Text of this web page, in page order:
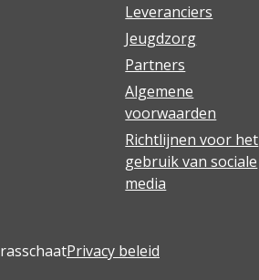
Leveranciers
Jeugdzorg
Partners
Algemene
voorwaarden
Richtlijnen voor het
gebruik van sociale
media
Privacy beleid